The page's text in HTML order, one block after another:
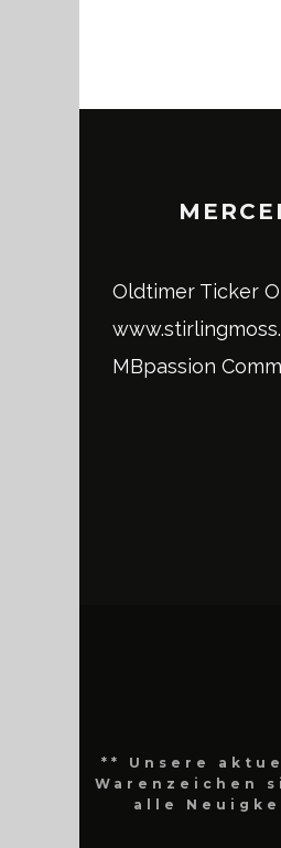
Oldtimer Ticker
MBpassion
** Unsere
Warenzeichen
alle